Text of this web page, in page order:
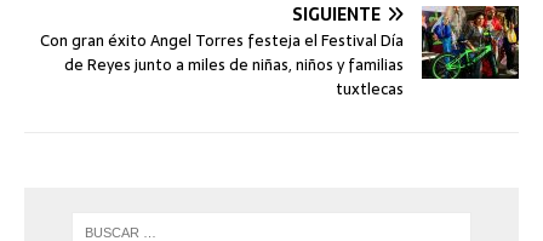
SIGUIENTE
Con gran éxito Angel Torres festeja el Festival Día
de Reyes junto a miles de niñas, niños y familias
tuxtlecas